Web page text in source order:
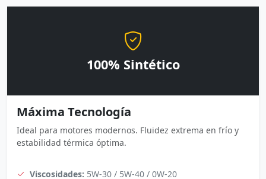
100% Sintético
Máxima Tecnología
Ideal para motores modernos. Fluidez extrema en frío y
estabilidad térmica óptima.
Viscosidades: 5W-30 / 5W-40 / 0W-20